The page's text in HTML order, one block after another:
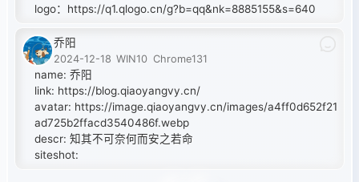
logo： https://q1.qlogo.cn/g?b=qq&nk=8885155&s=640
乔阳
2024-12-18 WIN10 Chrome131
name: 乔阳
link: https://blog.qiaoyangvy.cn/
avatar: https://image.qiaoyangvy.cn/images/a4ff0d652f21
ad725b2ffacd3540486f.webp
descr: 知其不可奈何而安之若命
siteshot: